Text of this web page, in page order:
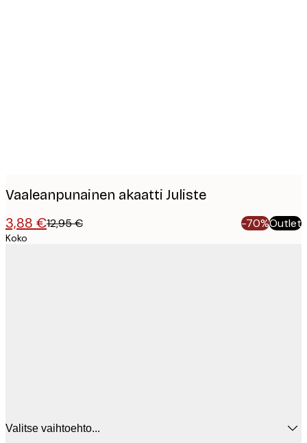
Vaaleanpunainen akaatti Juliste
3,88 €12,95 € -70%Outlet
Koko
Valitse vaihtoehto...